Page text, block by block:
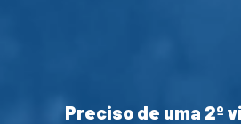
Preciso de uma 2º